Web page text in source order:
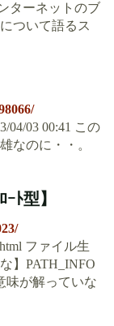
ターネットのブ
ついて語るス
04/03 00:41 この
なのに・・。
ﾄ型】
ファイル生
】PATH_INFO
味が解っていな